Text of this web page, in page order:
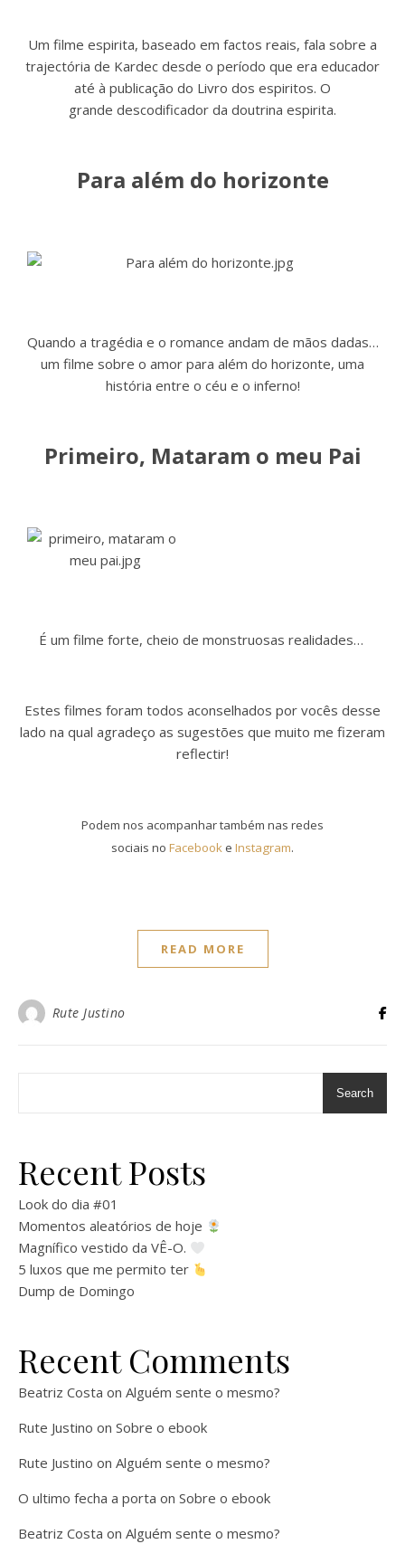
Um filme espirita, baseado em factos reais, fala sobre a
trajectória de Kardec desde o período que era educador
até à publicação do Livro dos espiritos. O
grande descodificador da doutrina espirita.
Para além do horizonte
Quando a tragédia e o romance andam de mãos dadas…
um filme sobre o amor para além do horizonte, uma
história entre o céu e o inferno!
Primeiro, Mataram o meu Pai
É um filme forte, cheio de monstruosas realidades…
Estes filmes foram todos aconselhados por vocês desse
lado na qual agradeço as sugestões que muito me fizeram
reflectir!
Podem nos acompanhar também nas redes
sociais no Facebooke Instagram.
READ MORE
Rute Justino
Search
Recent Posts
Look do dia #01
Momentos aleatórios de hoje
Magnífico vestido da VÊ-O.
5 luxos que me permito ter
Dump de Domingo
Recent Comments
Beatriz Costa on Alguém sente o mesmo?
Rute Justino on Sobre o ebook
Rute Justino on Alguém sente o mesmo?
O ultimo fecha a porta on Sobre o ebook
Beatriz Costa on Alguém sente o mesmo?